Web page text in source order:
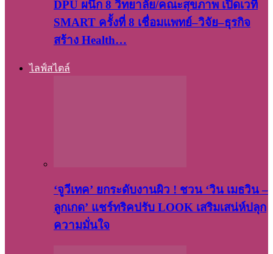
DPU ผนึก 8 วิทยาลัย/คณะสุขภาพ เปิดเวที
SMART ครั้งที่ 8 เชื่อมแพทย์–วิจัย–ธุรกิจ
สร้าง Health…
ไลฟ์สไตล์
‘จูวีเทค’ ยกระดับงานผิว ! ชวน ‘วิน เมธวิน –
ลูกเกด’ แชร์ทริคปรับ LOOK เสริมเสน่ห์ปลุก
ความมั่นใจ